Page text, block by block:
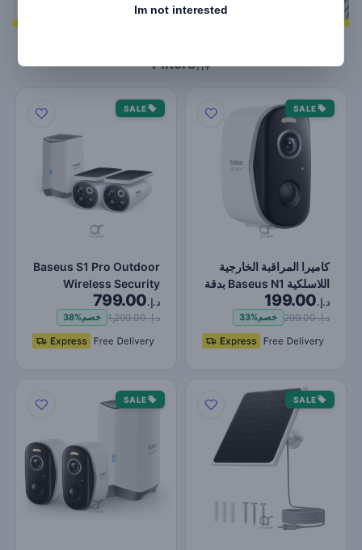
Im not interested
Filters
SALE
كاميرا المراقبة الخارجية
اللاسلكية Baseus N1 بدقة
2K، زاوية 145°…
د.إ.199.00
د.إ. 299.00 خصم33%
SALE
Baseus S1 Pro Outdoor
Wireless Security
Camera Kit, 3K, Solar
Au…
د.إ.799.00
د.إ. 1,299.00 خصم38%
SALE
SALE